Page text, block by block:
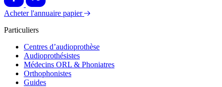
Acheter l'annuaire papier
Particuliers
Centres d’audioprothèse
Audioprothésistes
Médecins ORL & Phoniatres
Orthophonistes
Guides